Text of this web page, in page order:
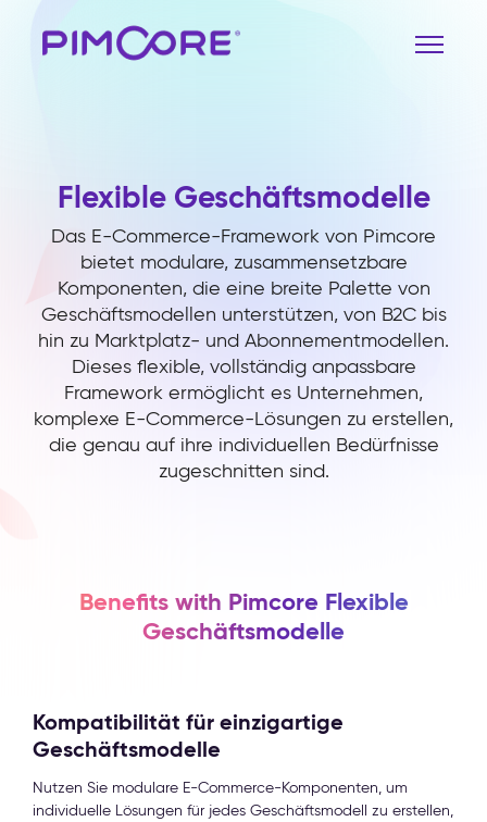
Flexible Geschäftsmodelle
Das E-Commerce-Framework von Pimcore
bietet modulare, zusammensetzbare
Komponenten, die eine breite Palette von
Geschäftsmodellen unterstützen, von B2C bis
hin zu Marktplatz- und Abonnementmodellen.
Dieses flexible, vollständig anpassbare
Framework ermöglicht es Unternehmen,
komplexe E-Commerce-Lösungen zu erstellen,
die genau auf ihre individuellen Bedürfnisse
zugeschnitten sind.
Benefits with Pimcore Flexible
Geschäftsmodelle
Kompatibilität für einzigartige
Geschäftsmodelle
Nutzen Sie modulare E-Commerce-Komponenten, um
individuelle Lösungen für jedes Geschäftsmodell zu erstellen,